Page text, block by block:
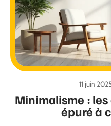
Minimalisme :
épuré à
11 juin